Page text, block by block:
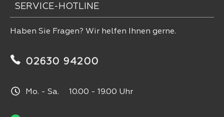
SERVICE-HOTLINE
Haben Sie Fragen? Wir helfen Ihnen gerne.
02630 94200
Mo. - Sa. 10.00 - 19.00 Uhr